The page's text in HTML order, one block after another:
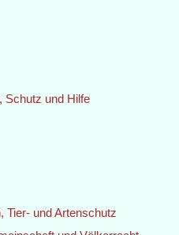
Schutz und Hilfe
Tier- und Artenschutz